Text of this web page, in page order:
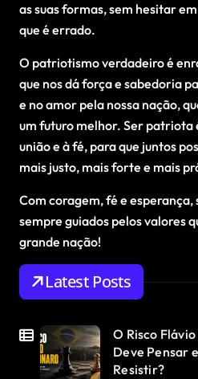
as suas formas, sem hesitar
que é errado.
O patriotismo verdadeiro é
que nos dá força e sabedoria
e no amor pela nossa nação,
um futuro melhor. Ser patriota
união e à fé, para que juntos
mais justo, mais forte e mais
Com coragem, fé e esperança,
sempre guiados pelos valores
grande nação!
Latest Posts
O Risco
Deve Pensar
Resistir?